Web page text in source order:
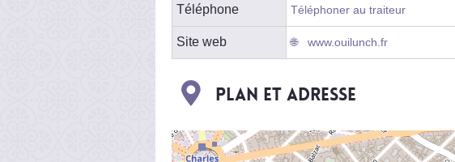
Téléphone Téléphoner au traiteur
Site web www.ouilunch.fr
Plan et adresse